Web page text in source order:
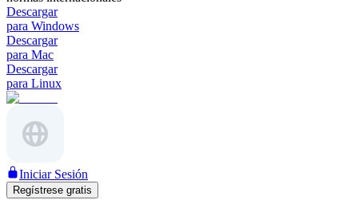
Descargar
para Windows
Descargar
para Mac
Descargar
para Linux
Iniciar Sesión
Regístrese gratis